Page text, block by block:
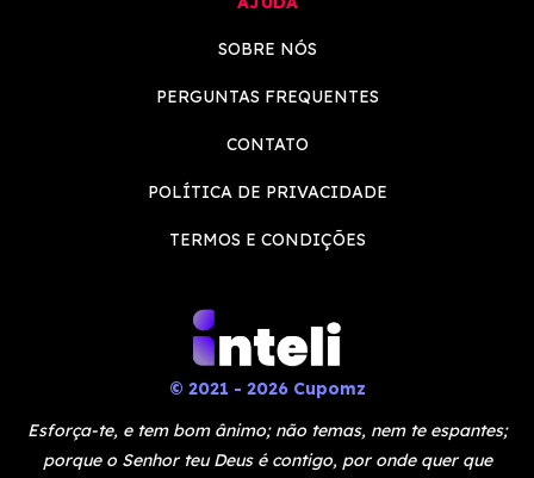
SOBRE NÓS
PERGUNTAS FREQUENTES
CONTATO
POLÍTICA DE PRIVACIDADE
TERMOS E CONDIÇÕES
© 2021 - 2026 Cupomz
Esforça-te, e tem bom ânimo; não temas, nem te espantes;
porque o Senhor teu Deus é contigo, por onde quer que